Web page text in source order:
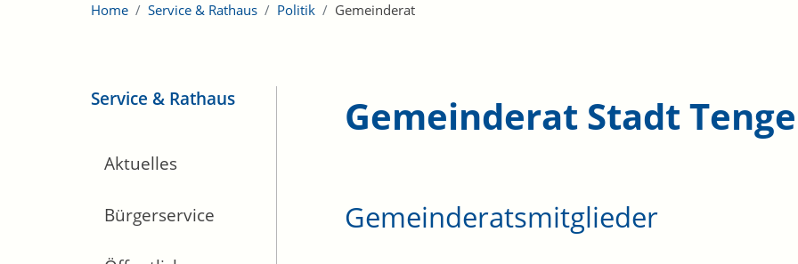
Home Service & Rathaus Politik Gemeinderat
Service & Rathaus
Aktuelles
Bürgerservice
Gemeinderat Stadt
Gemeinderatsmitglieder